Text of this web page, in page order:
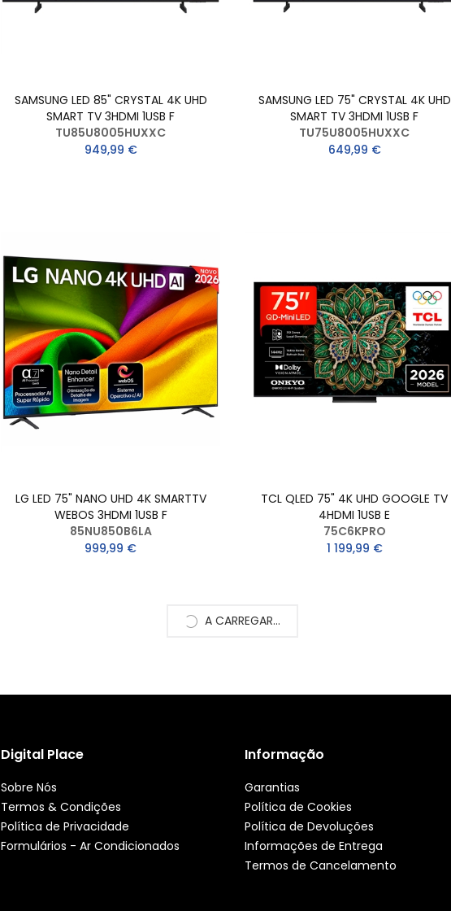
SAMSUNG LED 85" CRYSTAL 4K UHD
SMART TV 3HDMI 1USB F
TU85U8005HUXXC
949,99 €
SAMSUNG LED 75" CRYSTAL 4K UHD
SMART TV 3HDMI 1USB F
TU75U8005HUXXC
649,99 €
LG LED 75" NANO UHD 4K SMARTTV
WEBOS 3HDMI 1USB F
85NU850B6LA
999,99 €
TCL QLED 75" 4K UHD GOOGLE TV
4HDMI 1USB E
75C6KPRO
1 199,99 €
A CARREGAR...
Digital Place
Sobre Nós
Termos & Condições
Política de Privacidade
Formulários - Ar Condicionados
Informação
Garantias
Política de Cookies
Política de Devoluções
Informações de Entrega
Termos de Cancelamento